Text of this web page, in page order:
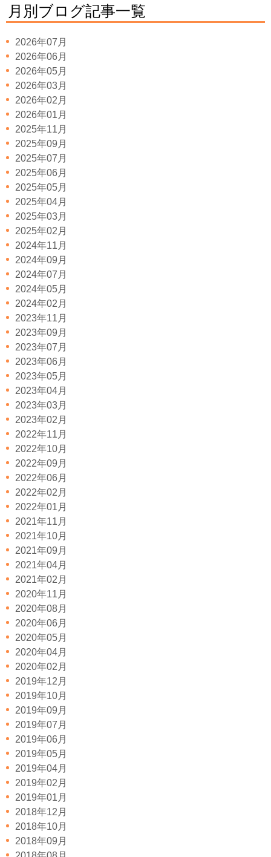
月別ブログ記事一覧
2026年07月
2026年06月
2026年05月
2026年03月
2026年02月
2026年01月
2025年11月
2025年09月
2025年07月
2025年06月
2025年05月
2025年04月
2025年03月
2025年02月
2024年11月
2024年09月
2024年07月
2024年05月
2024年02月
2023年11月
2023年09月
2023年07月
2023年06月
2023年05月
2023年04月
2023年03月
2023年02月
2022年11月
2022年10月
2022年09月
2022年06月
2022年02月
2022年01月
2021年11月
2021年10月
2021年09月
2021年04月
2021年02月
2020年11月
2020年08月
2020年06月
2020年05月
2020年04月
2020年02月
2019年12月
2019年10月
2019年09月
2019年07月
2019年06月
2019年05月
2019年04月
2019年02月
2019年01月
2018年12月
2018年10月
2018年09月